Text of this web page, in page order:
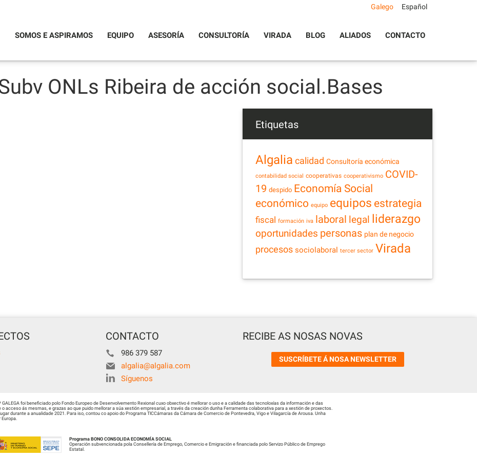
SOMOS E ASPIRAMOS
EQUIPO ASESORÍA CONSULTORÍA VIRADA BLOG ALIADOS CONTACTO
Galego Español
ONLs Ribeira de acción social.Bases
Etiquetas
Algalia calidad Consultoría económica
contabilidad social cooperativas cooperativismo COVID-
19 despido Economía Social
económico equipo equipos estrategia
fiscal formación iva laboral legal liderazgo
oportunidades personas plan de negocio
procesos sociolaboral tercer sector Virada
CONTACTO
986 379 587
algalia@algalia.com
Síguenos
RECIBE AS NOSAS NOVAS
SUSCRÍBETE Á NOSA NEWSLETTER
GALEGA foi beneficiado polo Fondo Europeo de Desenvolvemento Rexional cuxo obxectivo é mellorar o uso e a calidade das tecnoloxías da información e das
acceso ás mesmas, e grazas ao que puido mellorar a súa xestión empresarial, a través da creación dunha Ferramenta colaborativa para a xestión de proxectos.
durante a anualidade 2021. Para iso, contou co apoio do Programa TICCámaras da Cámara de Comercio de Pontevedra, Vigo e Vilagarcía de Arousa. Unha
Europa.
Programa BONO CONSOLIDA ECONOMÍA SOCIAL
Operación subvencionada pola Consellería de Emprego, Comercio e Emigración e financiada polo Servizo Público de Emprego
Estatal.